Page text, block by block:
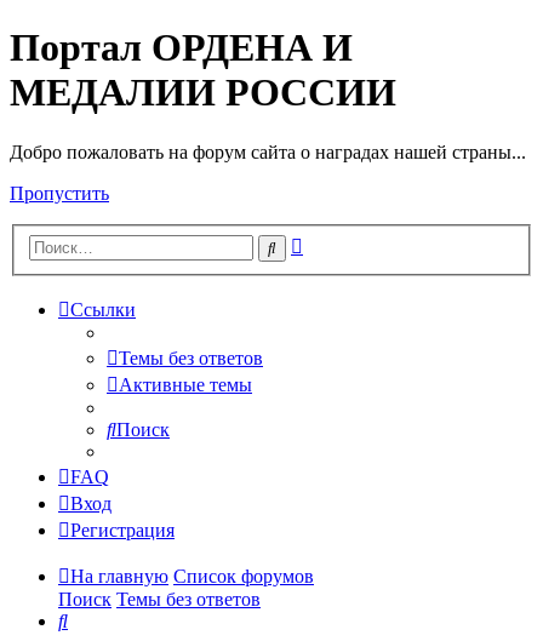
Портал ОРДЕНА И
МЕДАЛИИ РОССИИ
Добро пожаловать на форум сайта о наградах нашей страны...
Пропустить
Поиск
Ссылки
Темы без ответов
Активные темы
Поиск
FAQ
Вход
Регистрация
На главную Список форумов
Поиск Темы без ответов
Поиск